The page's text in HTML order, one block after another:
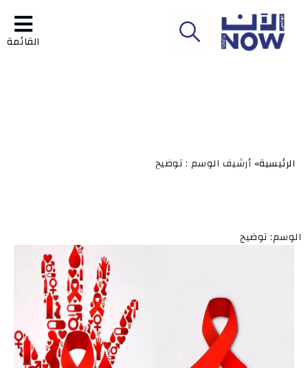
القائمة
الرئيسية» أرشيف الوسم : توضيح
الوسم: توضيح